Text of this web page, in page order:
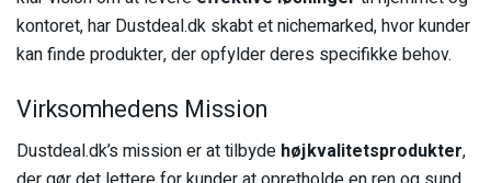
kontoret, har Dustdeal.dk skabt et nichemarked, hvor kunder
kan finde produkter, der opfylder deres specifikke behov.
Virksomhedens Mission
Dustdeal.dk’s mission er at tilbyde højkvalitetsprodukter,